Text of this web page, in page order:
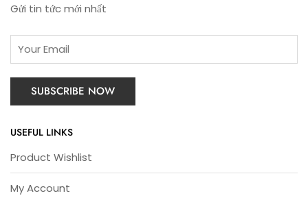
Gửi tin tức mới nhất
USEFUL LINKS
Product Wishlist
My Account